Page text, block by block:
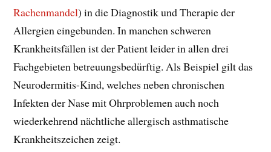
Rachenmandel) in die Diagnostik und Therapie der
Allergien eingebunden. In manchen schweren
Krankheitsfällen ist der Patient leider in allen drei
Fachgebieten betreuungsbedürftig. Als Beispiel gilt das
Neurodermitis-Kind, welches neben chronischen
Infekten der Nase mit Ohrproblemen auch noch
wiederkehrend nächtliche allergisch asthmatische
Krankheitszeichen zeigt.